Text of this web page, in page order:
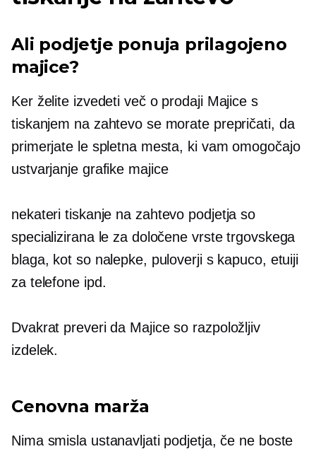
Ali podjetje ponuja prilagojeno
majice?
Ker želite izvedeti več o prodaji Majice s
tiskanjem na zahtevo se morate prepričati, da
primerjate le spletna mesta, ki vam omogočajo
ustvarjanje grafike majice
nekateritiskanje na zahtevo podjetja so
specializirana le za določene vrste trgovskega
blaga, kot so nalepke, puloverji s kapuco, etuiji
za telefone ipd.
Dvakrat preverida Majiceso razpoložljiv
izdelek.
Cenovna marža
Nima smisla ustanavljati podjetja, če ne boste